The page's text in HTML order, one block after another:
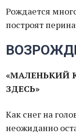
Рождается
построят
«МАЛЕНЬКИЙ
ЗДЕСЬ»
Как снег на
неожиданно